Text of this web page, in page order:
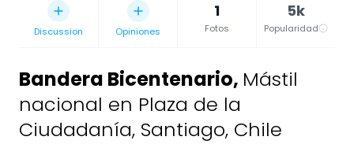
Discussion Opiniones
1
Fotos
5k
Popularidad
Bandera Bicentenario, Mástil
nacional en Plaza de la
Ciudadanía, Santiago, Chile